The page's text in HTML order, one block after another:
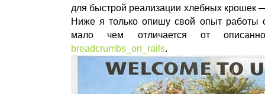
для быстрой реализации хлебных крошек
Ниже я только опишу свой опыт работы
мало чем отличается от
breadcrumbs_on_rails